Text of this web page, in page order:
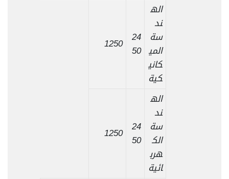
اله
ند
سة
المي
كاني
كية
24
50
1250
اله
ند
سة
الك
هرب
ائية
24
50
1250